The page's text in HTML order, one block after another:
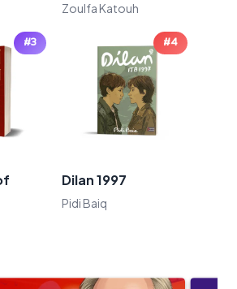
Zoulfa Katouh
#3 #4
Dilan 1997
Pidi Baiq